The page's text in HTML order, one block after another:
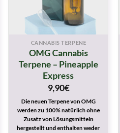
CANNABIS TERPENE
OMG Cannabis
Terpene – Pineapple
Express
9,90€
Die neuen Terpene von OMG
werden zu 100% natürlich ohne
Zusatz von Lösungsmitteln
hergestellt und enthalten weder